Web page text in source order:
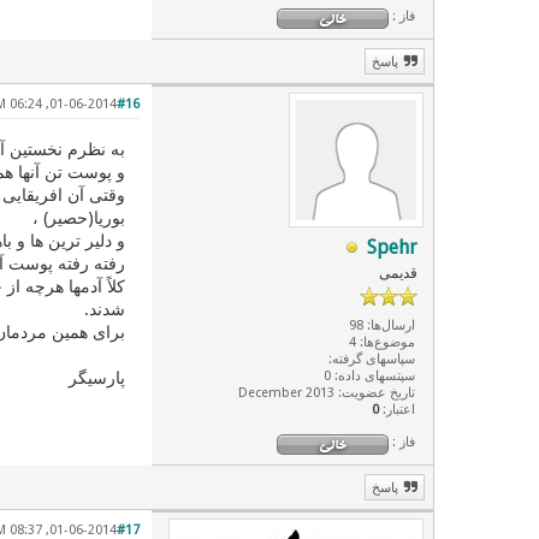
فاز :
پاسخ
Spehr
قدیمی
ارسال‌ها: 98
موضوع‌ها: 4
سپاسهای گرفته:
سپتسهای داده: 0
تاریخ عضویت: December 2013
اعتبار:0
فاز :
#16
01-06-2014, 06:24 PM
به نظرم نخستین
و پوست تن آنها
وقتی آن
بوریا(حصیر) ،
و دلیر ترین ها و
رفته رفته پوست
شدند.
برای همین
پارسیگر
پاسخ
#17
01-06-2014, 08:37 PM